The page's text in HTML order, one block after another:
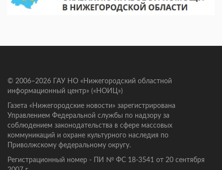
© 2006–2026 ГАУ НО «Нижегородский областной
информационный центр» («НОИЦ»)
Газета «Нижегородские новости» зарегистрирована
Управлением Федеральной службы по надзору за
соблюдением законодательства в сфере массовых
коммуникаций и охране культурного наследия по
Приволжскому федеральному округу.
Регистрационный номер - ПИ № ФС 18-3541 от 20 сентября